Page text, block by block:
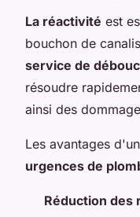
La réactivité est
bouchon de
service de
résoudre
ainsi des
Les avantages
urgences de
Réduction des